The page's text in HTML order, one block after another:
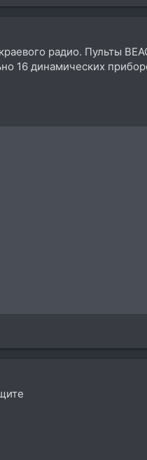
радио. Пульты
16 динамических